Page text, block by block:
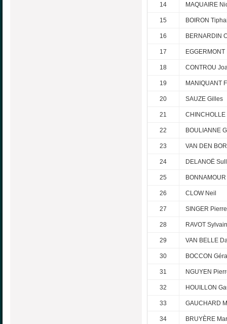
14 MAQUAIRE
15 BOIRON
16 BERNARDIN
17
18 CONTROU
19 MANIQUANT
20 SAUZE Gilles
21 CHINCHOLLE
22 BOULIANNE
23 VAN DEN
24 DELANOË
25
26 CLOW Neil
27 SINGER
28 RAVOT Sylvain
29 VAN BELLE
30 BOCCON
31 NGUYEN
32 HOUILLON
33 GAUCHARD
34 BRUYÈRE